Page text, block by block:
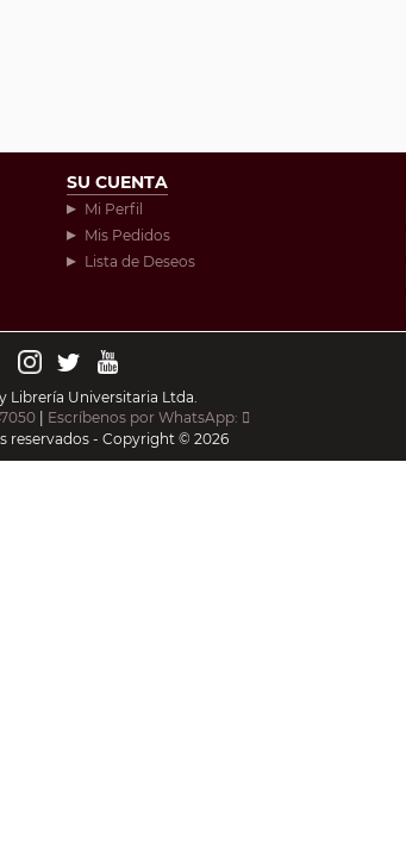
SU CUENTA
Mi Perfil
Mis Pedidos
Lista de Deseos
Librería Universitaria Ltda.
Escríbenos por WhatsApp:
reservados - Copyright © 2026